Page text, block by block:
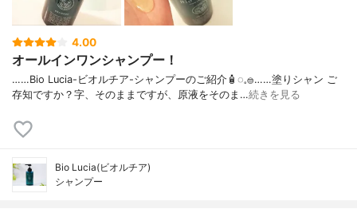
4.00
オールインワンシャンプー！
……⁡Bio Lucia⁡⁡-ビオルチア-⁡⁡シャンプー⁡⁡のご紹介🧴‎◌𓈒𓐍⁡……⁡⁡⁡⁡塗りシャン ご
存知ですか？⁡⁡⁡⁡字、そのままですが、⁡原液をそのま…続きを見る
Bio Lucia(ビオルチア)
シャンプー